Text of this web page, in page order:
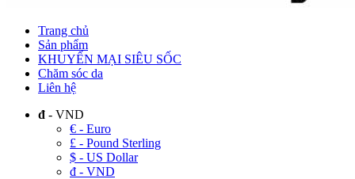
Trang chủ
Sản phẩm
KHUYẾN MẠI SIÊU SỐC
Chăm sóc da
Liên hệ
đ - VND
€ - Euro
£ - Pound Sterling
$ - US Dollar
đ - VND